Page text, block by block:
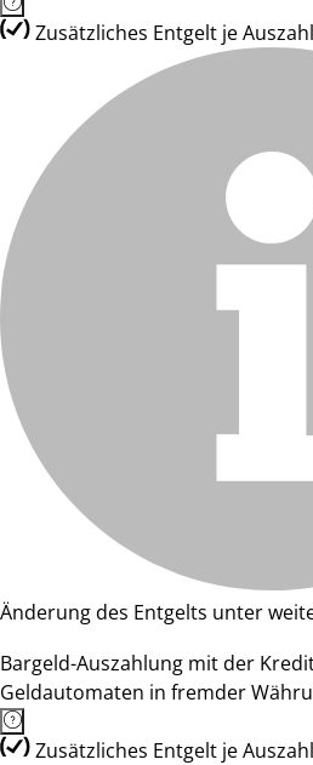
Zusätzliches Entgelt je
Änderung des Entgelts unter
Bargeld-Auszahlung mit der
Geldautomaten in fremder
Zusätzliches Entgelt je